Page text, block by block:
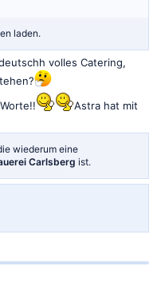
laden.
volles Catering,
Astra hat mit
wiederum eine
Carlsberg ist.